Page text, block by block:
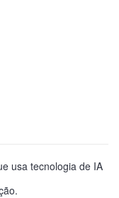
usa tecnologia de IA